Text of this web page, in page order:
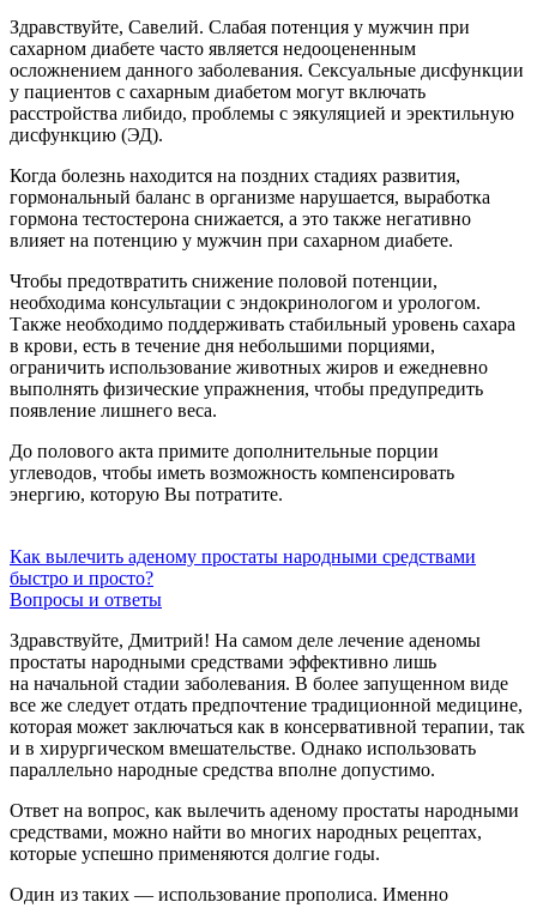
Здравствуйте, Савелий. Слабая потенция у мужчин при
сахарном диабете часто является недооцененным
осложнением данного заболевания. Сексуальные дисфункции
у пациентов с сахарным диабетом могут включать
расстройства либидо, проблемы с эякуляцией и эректильную
дисфункцию (ЭД).
Когда болезнь находится на поздних стадиях развития,
гормональный баланс в организме нарушается, выработка
гормона тестостерона снижается, а это также негативно
влияет на потенцию у мужчин при сахарном диабете.
Чтобы предотвратить снижение половой потенции,
необходима консультации с эндокринологом и урологом.
Также необходимо поддерживать стабильный уровень сахара
в крови, есть в течение дня небольшими порциями,
ограничить использование животных жиров и ежедневно
выполнять физические упражнения, чтобы предупредить
появление лишнего веса.
До полового акта примите дополнительные порции
углеводов, чтобы иметь возможность компенсировать
энергию, которую Вы потратите.
Как вылечить аденому простаты народными средствами
быстро и просто?
Вопросы и ответы
Здравствуйте, Дмитрий! На самом деле лечение аденомы
простаты народными средствами эффективно лишь
на начальной стадии заболевания. В более запущенном виде
все же следует отдать предпочтение традиционной медицине,
которая может заключаться как в консервативной терапии, так
и в хирургическом вмешательстве. Однако использовать
параллельно народные средства вполне допустимо.
Ответ на вопрос, как вылечить аденому простаты народными
средствами, можно найти во многих народных рецептах,
которые успешно применяются долгие годы.
Один из таких — использование прополиса. Именно